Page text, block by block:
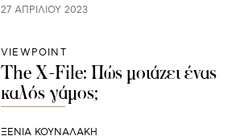
27 ΑΠΡΙΛΊΟΥ 2023
VIEWPOINT
The X-File: Πώς μοιάζει ένας
καλός γάμος;
ΞΕΝΙΑ ΚΟΥΝΑΛΑΚΗ